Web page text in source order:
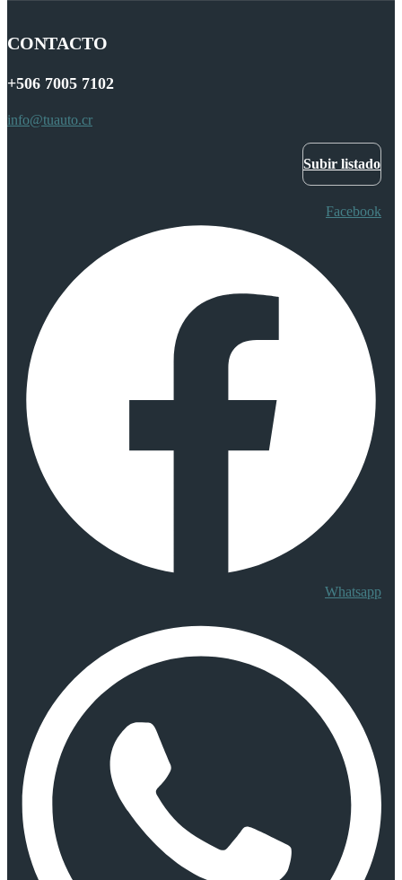
CONTACTO
+506 7005 7102
info@tuauto.cr
Subir listado
Facebook
Whatsapp